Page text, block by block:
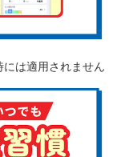
は適用されません